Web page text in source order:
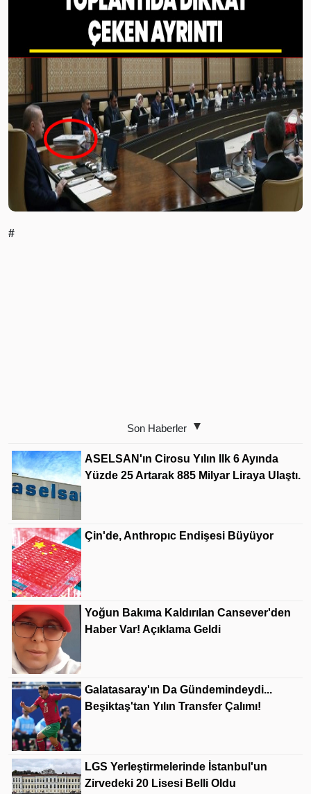
#
Son Haberler
ASELSAN'ın Cirosu Yılın Ilk 6 Ayında
Yüzde 25 Artarak 885 Milyar Liraya Ulaştı.
Çin'de, Anthropıc Endişesi Büyüyor
Yoğun Bakıma Kaldırılan Cansever'den
Haber Var! Açıklama Geldi
Galatasaray'ın Da Gündemindeydi...
Beşiktaş'tan Yılın Transfer Çalımı!
LGS Yerleştirmelerinde İstanbul'un
Zirvedeki 20 Lisesi Belli Oldu